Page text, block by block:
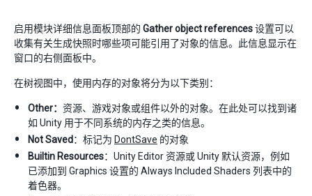
启用模块详细信息面板顶部的 Gather object references设置可以
收集有关生成快照时哪些项可能引用了对象的信息。此信息显示在
窗口的右侧面板中。
在树视图中，使用内存的对象将分为以下类别：
Other： 资源、游戏对象或组件以外的对象。在此处可以找到诸
如 Unity 用于不同系统的内存之类的信息。
Not Saved：标记为 DontSave 的对象
Builtin Resources：Unity Editor 资源或 Unity 默认资源，例如
已添加到 Graphics 设置的 Always Included Shaders 列表中的
着色器。